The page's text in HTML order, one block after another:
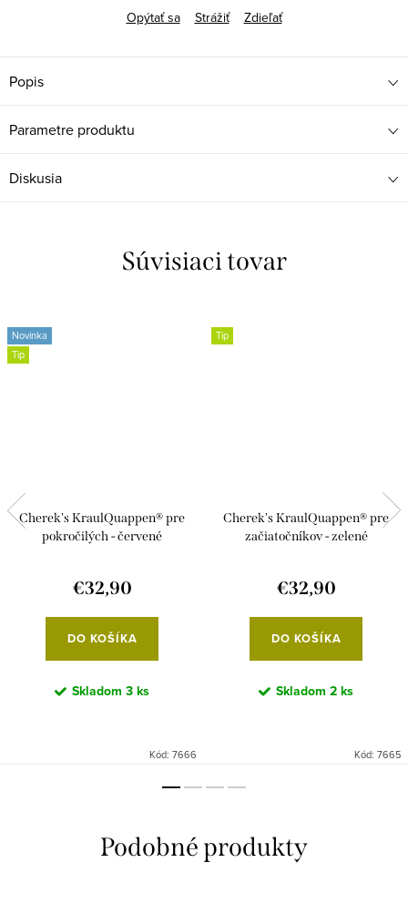
Opýtať sa
Strážiť Zdieľať
Popis
Parametre produktu
Diskusia
Súvisiaci tovar
Novinka
Tip
Cherek's KraulQuappen® pre
pokročilých - červené
€32,90
DO KOŠÍKA
Skladom 3 ks
Kód: 7666
Tip
Cherek's KraulQuappen® pre
začiatočníkov - zelené
€32,90
DO KOŠÍKA
Skladom 2 ks
Kód: 7665